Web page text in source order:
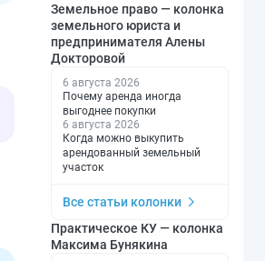
Земельное право — колонка
земельного юриста и
предпринимателя Алены
Докторовой
6 августа 2026
Почему аренда иногда
выгоднее покупки
6 августа 2026
Когда можно выкупить
арендованный земельный
участок
Все статьи колонки
Практическое КУ — колонка
Максима Бунякина